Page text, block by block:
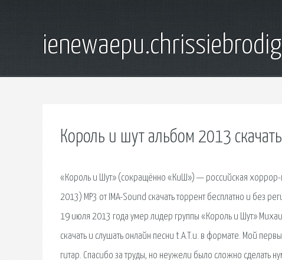
Король и шут альбом 2013 скачать
«Король и Шут» (сокращённо «КиШ») — российская хоррор-
2013) МР3 от IMA-Sound скачать торрент бесплатно и без
19 июля 2013 года умер лидер группы «Король и Шут»
скачать и слушать онлайн песни t.A.T.u. в формате. Мой
гитар. Спасибо за труды, но неужели было сложно сделать